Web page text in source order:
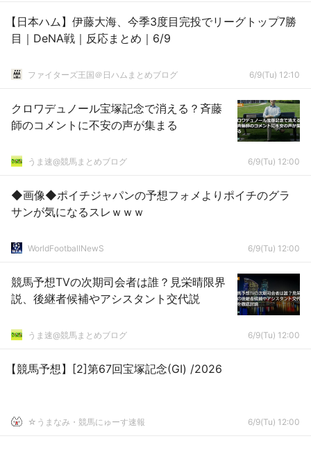
【日本ハム】伊藤大海、今季3度目完投でリーグトップ7勝
目｜DeNA戦｜反応まとめ｜6/9
ファイターズ王国＠日ハムまとめブログ 6/9(Tu) 12:10
クロワデュノール宝塚記念で消える？斉藤
師のコメントに不安の声が集まる
うま速@競馬まとめブログ 6/9(Tu) 12:00
◆画像◆ポイチジャパンの予想フォメよりポイチのグラ
サンが気になるスレｗｗｗ
WorldFootballNewS 6/9(Tu) 12:00
競馬予想TVの次期司会者は誰？見栄晴限界
説、後継者候補やアシスタント交代説
うま速@競馬まとめブログ 6/9(Tu) 12:00
【競馬予想】[2]第67回宝塚記念(GⅠ) /2026
☆うまなみ・競馬にゅーす速報 6/9(Tu) 12:00